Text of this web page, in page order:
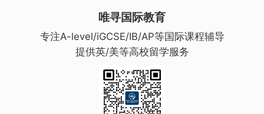
唯寻国际教育
专注A-level/iGCSE/IB/AP等国际课程辅导
提供英/美等高校留学服务